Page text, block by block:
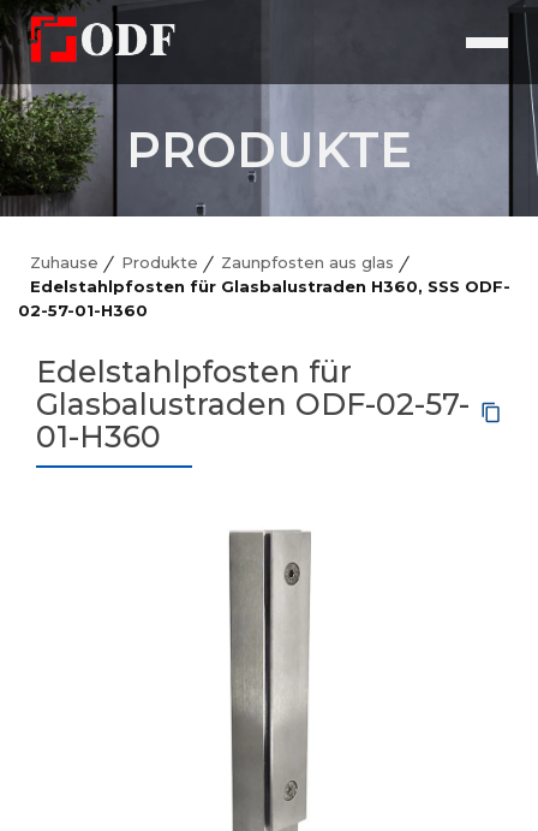
PRODUKTE
Zuhause Produkte
Zaunpfosten aus glas
Edelstahlpfosten für Glasbalustraden H360, SSS ODF-
02-57-01-H360
Edelstahlpfosten für
Glasbalustraden ODF-02-57-
01-H360